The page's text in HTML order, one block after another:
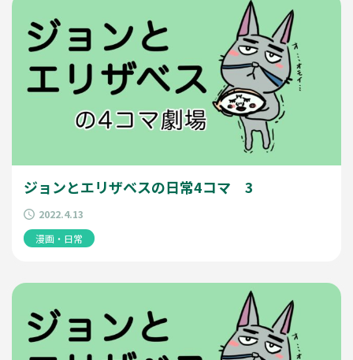
ジョンとエリザベスの日常4コマ 3
2022.4.13
漫画・日常